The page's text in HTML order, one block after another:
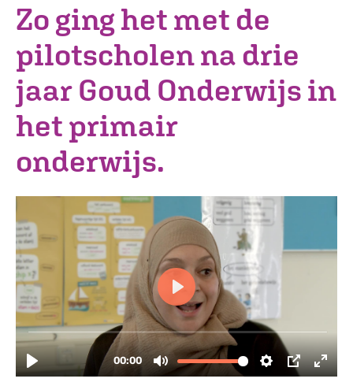
Zo ging het met de
pilotscholen na drie
jaar Goud Onderwijs in
het primair
onderwijs.